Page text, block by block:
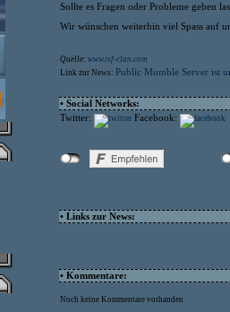
Sollte es Fragen oder Probleme geben
Wir wünschen weiterhin viel Spass auf
Quelle: www.isf-clan.com
Link zur News: Public Mumble Server ist
• Social Networks:
Twitter:
Facebook:
• Links zur News:
• Kommentare:
Noch keine Kommentare vorhanden